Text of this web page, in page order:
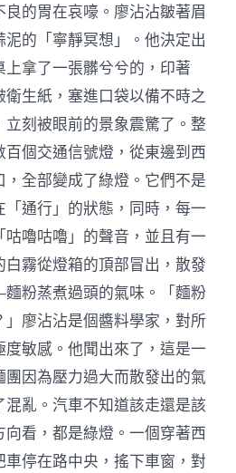
的胃在哀嚎。廖沾沾皺著眉
的「寧靜冥想」。他決定出
拿了一張髒兮兮的，印著
衛生紙，塞進口袋以備不時之
刻被眼前的景象震驚了。整
個交通信號燈，從東邊到西
全部變成了綠燈。它們不是
通行」的狀態，同時，每一
嚕咕嚕」的聲音，並且有一
霧從燈箱的頂部冒出，散發
粉蒸煮過頭的氣味。「麵粉
廖沾沾是個醬料學家，對所
敏感。他聞出來了，這是一
因為壓力過大而散發出的氣
亂。汽車不知道該走還是該
看，都是綠燈。一個穿著西
停在路中央，搖下車窗，對